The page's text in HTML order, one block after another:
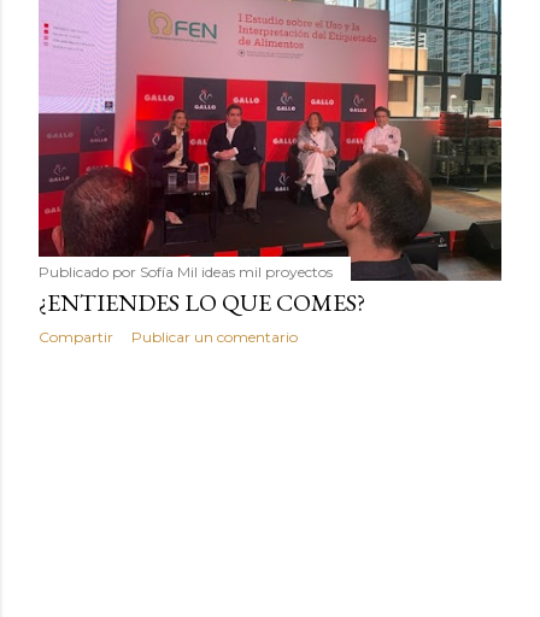
Publicado por Sofía Mil ideas mil proyectos
¿ENTIENDES LO QUE COMES?
Compartir Publicar un comentario